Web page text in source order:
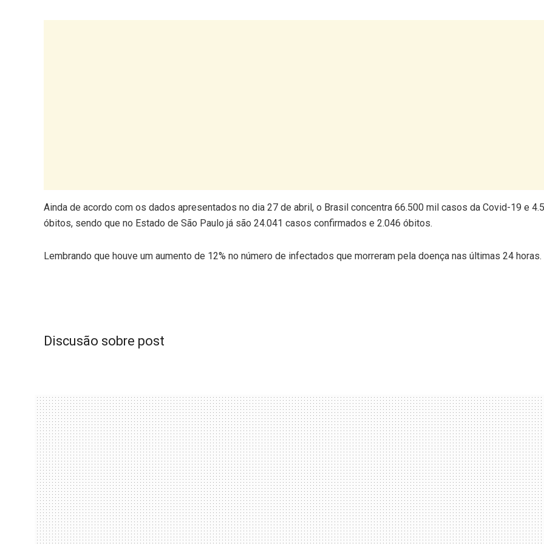
Ainda de acordo com os dados apresentados no dia 27 de abril, o Brasil concentra 66.500 mil casos da Covid-19 e
óbitos, sendo que no Estado de São Paulo já são 24.041 casos confirmados e 2.046 óbitos.
Lembrando que houve um aumento de 12% no número de infectados que morreram pela doença nas últimas 24 horas.
Discusão sobre post